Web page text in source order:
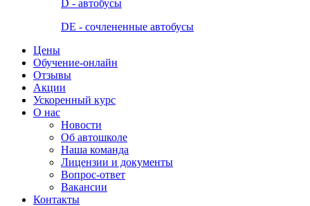
D - автобусы
DE - сочлененные автобусы
Цены
Обучение-онлайн
Отзывы
Акции
Ускоренный курс
О нас
Новости
Об автошколе
Наша команда
Лицензии и документы
Вопрос-ответ
Вакансии
Контакты